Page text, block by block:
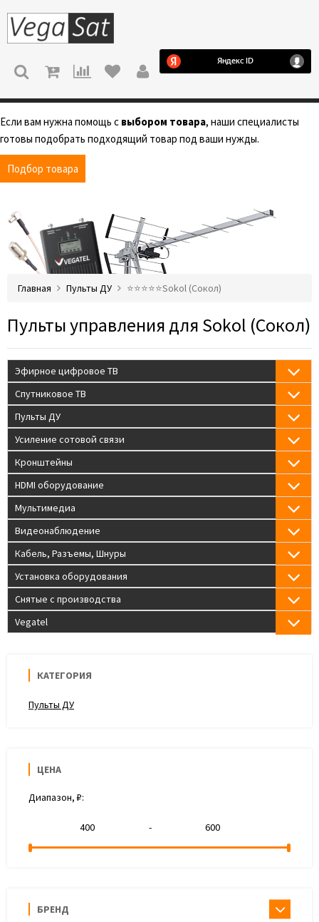
МЕНЮ
Если вам нужна помощь с выбором товара, наши специалисты
готовы подобрать подходящий товар под ваши нужды.
Подбор товара
Главная Пульты ДУ ⭐️⭐️⭐️⭐️⭐️Sokol (Сокол)
Пульты управления для Sokol (Сокол)
Эфирное цифровое ТВ
Спутниковое ТВ
Пульты ДУ
Усиление сотовой связи
Кронштейны
HDMI оборудование
Мультимедиа
Видеонаблюдение
Кабель, Разъемы, Шнуры
Установка оборудования
Снятые с производства
Vegatel
КАТЕГОРИЯ
Пульты ДУ
ЦЕНА
Диапазон, ₽:
-
БРЕНД